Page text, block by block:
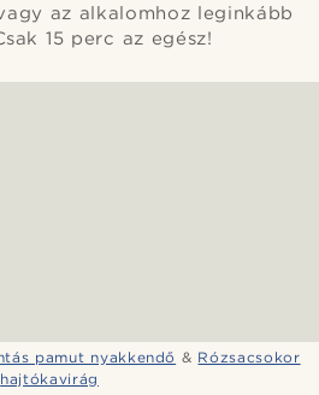
az alkalomhoz leginkább
15 perc az egész!
pamut nyakkendő & Rózsacsokor
hajtókavirág